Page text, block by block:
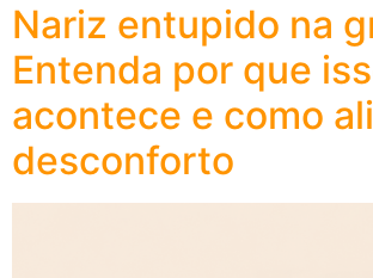
Nariz entupido na
Entenda por que
acontece e como
desconforto